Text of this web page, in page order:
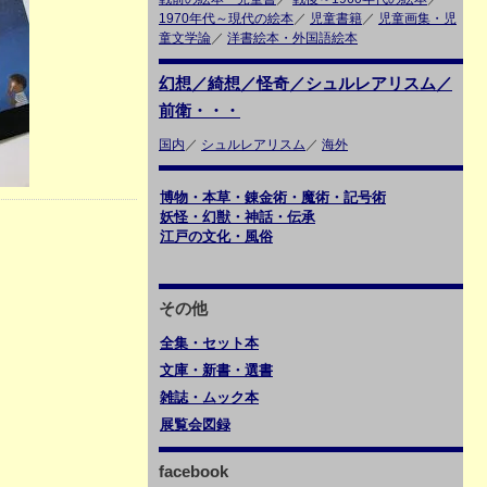
1970年代～現代の絵本／ 児童書籍／ 児童画集・児
童文学論／ 洋書絵本・外国語絵本
幻想／綺想／怪奇／シュルレアリスム／
前衛・・・
国内 ／ シュルレアリスム ／ 海外
博物・本草・錬金術・魔術・記号術
妖怪・幻獣・神話・伝承
江戸の文化・風俗
その他
全集・セット本
文庫・新書・選書
雑誌・ムック本
展覧会図録
facebook